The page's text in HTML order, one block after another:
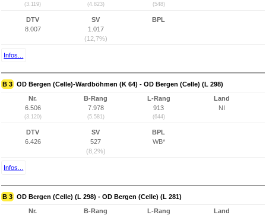
(3.119) (4.823) (548)
DTV
8.007
SV
1.017
(12,7%)
BPL
Infos...
B 3 OD Bergen (Celle)-Wardböhmen (K 64) - OD Bergen (Celle) (L 298)
Nr.
6.506
(3.120)
B-Rang
7.978
(5.581)
L-Rang
913
(644)
Land
NI
DTV
6.426
SV
527
(8,2%)
BPL
WB*
Infos...
B 3 OD Bergen (Celle) (L 298) - OD Bergen (Celle) (L 281)
Nr.
B-Rang
L-Rang
Land